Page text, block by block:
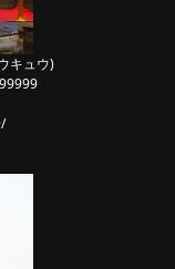
キュウ)